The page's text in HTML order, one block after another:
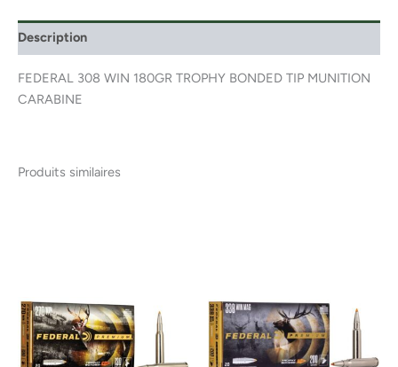
Description
FEDERAL 308 WIN 180GR TROPHY BONDED TIP MUNITION
CARABINE
Produits similaires